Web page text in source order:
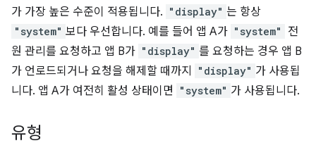
가 가장 높은 수준이 적용됩니다. "display" 는 항상
"system" 보다 우선합니다. 예를 들어 앱 A가 "system"
전
원 관리를 요청하고 앱 B가 "display" 를 요청하는 경우 앱 B
가 언로드되거나 요청을 해제할 때까지
"display" 가 사용됩
니다. 앱 A가 여전히 활성 상태이면
"system" 가 사용됩니다.
유형